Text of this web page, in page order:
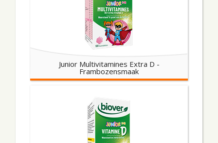
Junior Multivitamines Extra D -
Frambozensmaak